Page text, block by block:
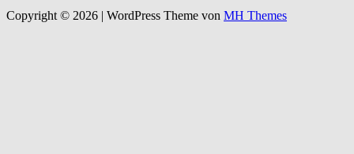
Copyright © 2026 | WordPress Theme von MH Themes